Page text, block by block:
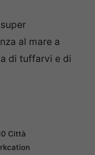
al mare a
di tuffarvi e di
Città